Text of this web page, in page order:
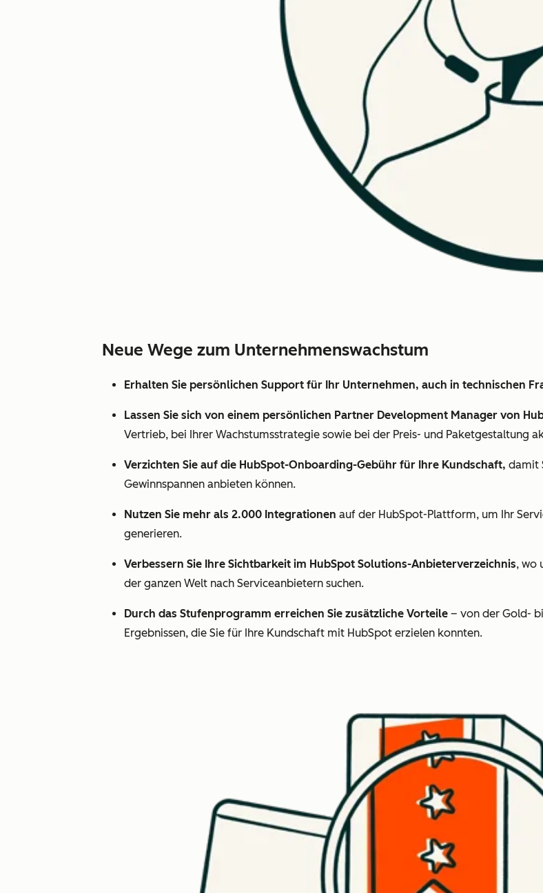
Neue Wege zum Unternehmenswachstum
Erhalten Sie persönlichen Support für Ihr Unternehmen, auch in technischen
Lassen Sie sich von einem persönlichen Partner Development Manager von
Vertrieb, bei Ihrer Wachstumsstrategie sowie bei der Preis- und Paketgestaltung
Verzichten Sie auf die HubSpot-Onboarding-Gebühr für Ihre Kundschaft, damit
Gewinnspannen anbieten können.
Nutzen Sie mehr als 2.000 Integrationen auf der HubSpot-Plattform, um Ihr
generieren.
Verbessern Sie Ihre Sichtbarkeit im HubSpot Solutions-Anbieterverzeichnis, wo
der ganzen Welt nach Serviceanbietern suchen.
Durch das Stufenprogramm erreichen Sie zusätzliche Vorteile – von der Gold-
Ergebnissen, die Sie für Ihre Kundschaft mit HubSpot erzielen konnten.